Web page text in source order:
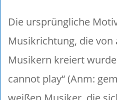
Die ursprüngliche
Musikrichtung, die
Musikern kreiert
cannot play“ (Anm: